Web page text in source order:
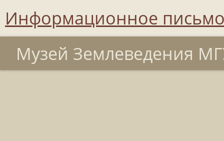
Информационное
Музей Землеведения